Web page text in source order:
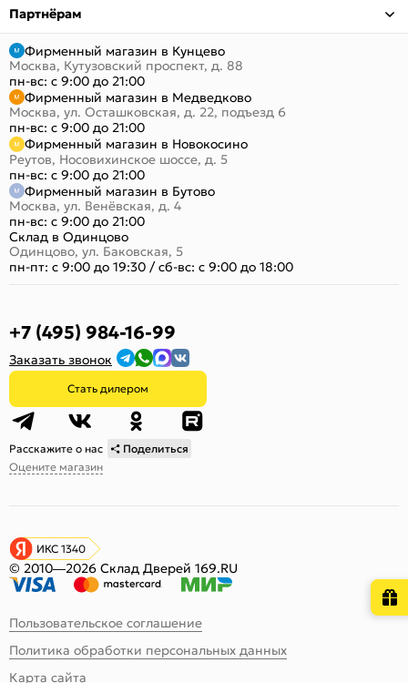
Партнёрам
Фирменный магазин в Кунцево
Москва, Кутузовский проспект, д. 88
пн-вс: с 9:00 до 21:00
Фирменный магазин в Медведково
Москва, ул. Осташковская, д. 22, подъезд 6
пн-вс: с 9:00 до 21:00
Фирменный магазин в Новокосино
Реутов, Носовихинское шоссе, д. 5
пн-вс: с 9:00 до 21:00
Фирменный магазин в Бутово
Москва, ул. Венёвская, д. 4
пн-вс: с 9:00 до 21:00
Склад в Одинцово
Одинцово, ул. Баковская, 5
пн-пт: с 9:00 до 19:30 /сб-вс: с 9:00 до 18:00
+7 (495) 984-16-99
Заказать звонок
Стать дилером
Расскажите о нас
Поделиться
Оцените магазин
ИКС 1340
© 2010—2026 Склад Дверей 169.RU
Пользовательское соглашение
Политика обработки персональных данных
Карта сайта